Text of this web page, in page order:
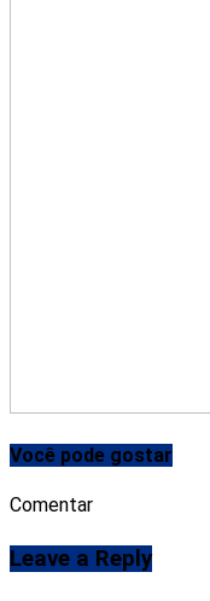
Você pode gostar
Comentar
Leave a Reply